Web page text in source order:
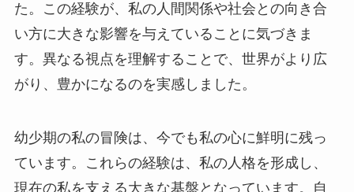
た。この経験が、私の人間関係や社会との向き合
い方に大きな影響を与えていることに気づきま
す。異なる視点を理解することで、世界がより広
がり、豊かになるのを実感しました。
幼少期の私の冒険は、今でも私の心に鮮明に残っ
ています。これらの経験は、私の人格を形成し、
現在の私を支える大きな基盤となっています。自